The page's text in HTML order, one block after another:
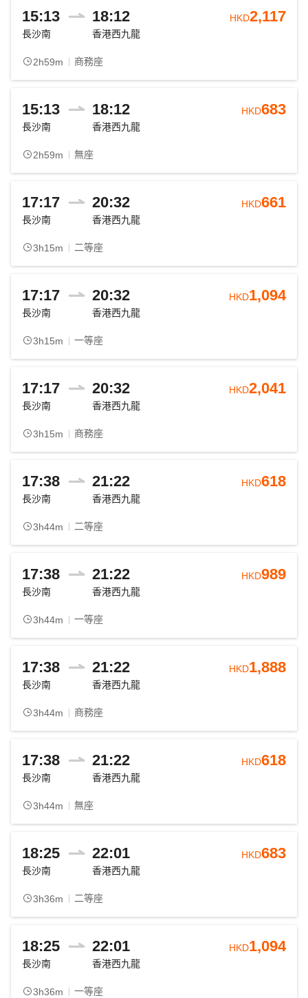
15:13 18:12
長沙南 香港西九龍
2h59m 商務座
HKD2,117
15:13 18:12
長沙南 香港西九龍
2h59m 無座
HKD683
17:17 20:32
長沙南 香港西九龍
3h15m 二等座
HKD661
17:17 20:32
長沙南 香港西九龍
3h15m 一等座
HKD1,094
17:17 20:32
長沙南 香港西九龍
3h15m 商務座
HKD2,041
17:38 21:22
長沙南 香港西九龍
3h44m 二等座
HKD618
17:38 21:22
長沙南 香港西九龍
3h44m 一等座
HKD989
17:38 21:22
長沙南 香港西九龍
3h44m 商務座
HKD1,888
17:38 21:22
長沙南 香港西九龍
3h44m 無座
HKD618
18:25 22:01
長沙南 香港西九龍
3h36m 二等座
HKD683
18:25 22:01
長沙南 香港西九龍
3h36m 一等座
HKD1,094